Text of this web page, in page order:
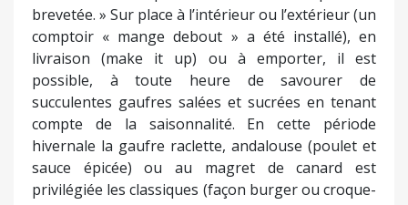
brevetée. » Sur place à l’intérieur ou l’extérieur (un
comptoir « mange debout » a été installé), en
livraison (make it up) ou à emporter, il est
possible, à toute heure de savourer de
succulentes gaufres salées et sucrées en tenant
compte de la saisonnalité. En cette période
hivernale la gaufre raclette, andalouse (poulet et
sauce épicée) ou au magret de canard est
privilégiée les classiques (façon burger ou croque-